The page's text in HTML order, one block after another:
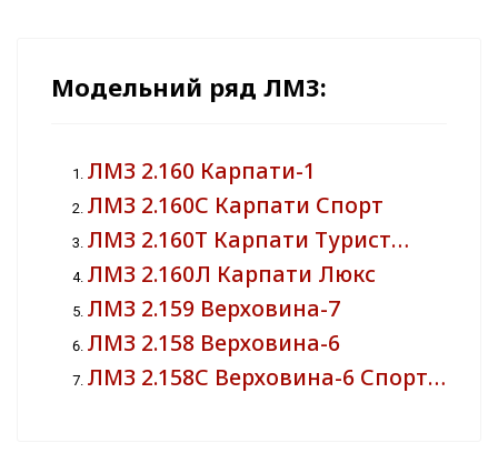
Модельний ряд ЛМЗ:
ЛМЗ 2.160 Карпати-1
ЛМЗ 2.160С Карпати Спорт
ЛМЗ 2.160Т Карпати Турист…
ЛМЗ 2.160Л Карпати Люкс
ЛМЗ 2.159 Верховина-7
ЛМЗ 2.158 Верховина-6
ЛМЗ 2.158С Верховина-6 Спорт…